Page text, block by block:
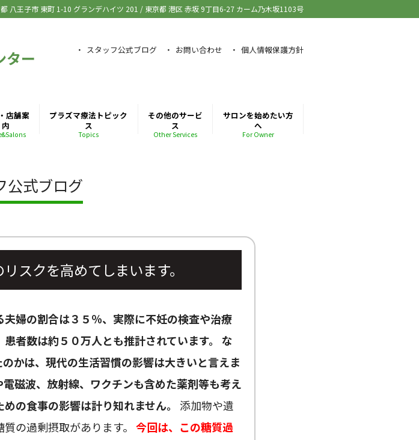
八王子市 東町 1-10 グランデハイツ 201 / 東京都 港区 赤坂 9丁目6-27 カーム乃木坂1103号
ター スタッフ公式ブログ お問い合わせ 個人情報保護方針
店舗案
内
プラズマ療法トピック
ス
Topics
その他のサービ
ス
Other Services
サロンを始めたい方
へ
For Owner
公式ブログ
スクを高めてしまいます。
婦の割合は３５％、実際に不妊の検査や治療
者数は約５０万人とも推計されています。
な
かは、現代の生活習慣の影響は大きいと言えま
磁波、放射線、ワクチンも含めた薬剤等も考え
の食事の影響は計り知れません。
添加物や遺
の過剰摂取があります。 今回は、この糖質過